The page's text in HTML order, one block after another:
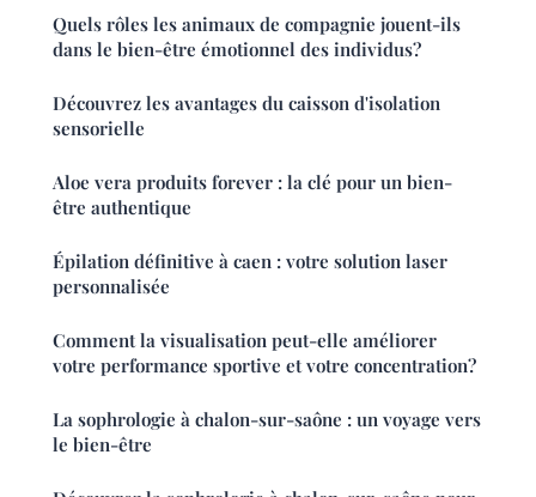
Quels rôles les animaux de compagnie jouent-ils
dans le bien-être émotionnel des individus?
Découvrez les avantages du caisson d'isolation
sensorielle
Aloe vera produits forever : la clé pour un bien-
être authentique
Épilation définitive à caen : votre solution laser
personnalisée
Comment la visualisation peut-elle améliorer
votre performance sportive et votre concentration?
La sophrologie à chalon-sur-saône : un voyage vers
le bien-être